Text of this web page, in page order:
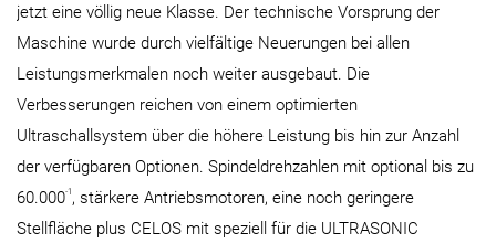
jetzt eine völlig neue Klasse. Der technische Vorsprung der
Maschine wurde durch vielfältige Neuerungen bei allen
Leistungsmerkmalen noch weiter ausgebaut. Die
Verbesserungen reichen von einem optimierten
Ultraschallsystem über die höhere Leistung bis hin zur Anzahl
der verfügbaren Optionen. Spindeldrehzahlen mit optional bis zu
60.000-1 , stärkere Antriebsmotoren, eine noch geringere
Stellfläche plus CELOS mit speziell für die ULTRASONIC